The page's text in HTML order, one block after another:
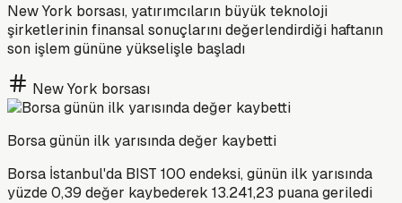
New York borsası, yatırımcıların büyük teknoloji
şirketlerinin finansal sonuçlarını değerlendirdiği haftanın
son işlem gününe yükselişle başladı
New York borsası
Borsa günün ilk yarısında değer kaybetti
Borsa İstanbul'da BIST 100 endeksi, günün ilk yarısında
yüzde 0,39 değer kaybederek 13.241,23 puana geriledi